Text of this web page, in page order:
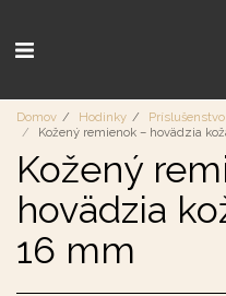
Domov Hodinky Príslušenstvo
Kožený remienok – hovädzia
Kožený
hovädzia
16 mm